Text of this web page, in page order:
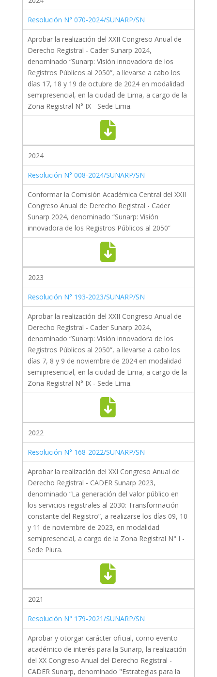
Resolución N° 070-2024/SUNARP/SN
Aprobar la realización del XXII Congreso Anual de
Derecho Registral - Cader Sunarp 2024,
denominado “Sunarp: Visión innovadora de los
Registros Públicos al 2050”, a llevarse a cabo los
días 17, 18 y 19 de octubre de 2024 en modalidad
semipresencial, en la ciudad de Lima, a cargo de la
Zona Registral N° IX - Sede Lima.
2024
Resolución N° 008-2024/SUNARP/SN
Conformar la Comisión Académica Central del XXII
Congreso Anual de Derecho Registral - Cader
Sunarp 2024, denominado “Sunarp: Visión
innovadora de los Registros Públicos al 2050”
2023
Resolución N° 193-2023/SUNARP/SN
Aprobar la realización del XXII Congreso Anual de
Derecho Registral - Cader Sunarp 2024,
denominado “Sunarp: Visión innovadora de los
Registros Públicos al 2050”, a llevarse a cabo los
días 7, 8 y 9 de noviembre de 2024 en modalidad
semipresencial, en la ciudad de Lima, a cargo de la
Zona Registral N° IX - Sede Lima.
2022
Resolución N° 168-2022/SUNARP/SN
Aprobar la realización del XXI Congreso Anual de
Derecho Registral - CADER Sunarp 2023,
denominado “La generación del valor público en
los servicios registrales al 2030: Transformación
constante del Registro”, a realizarse los días 09, 10
y 11 de noviembre de 2023, en modalidad
semipresencial, a cargo de la Zona Registral N° I -
Sede Piura.
2021
Resolución N° 179-2021/SUNARP/SN
Aprobar y otorgar carácter oficial, como evento
académico de interés para la Sunarp, la realización
del XX Congreso Anual del Derecho Registral -
CADER Sunarp, denominado "Estrategias para la